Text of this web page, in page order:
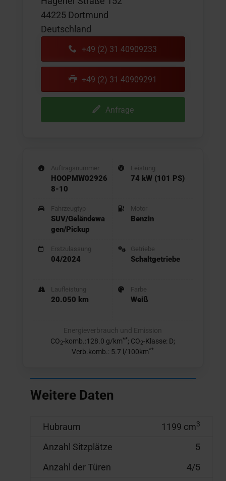
44225 Dortmund
Deutschland
+49 (2) 31 40909233
+49 (2) 31 40909291
Anfrage
Auftragsnummer
HOOPMW02926
8-10
Fahrzeugtyp
SUV/Geländewa
gen/Pickup
Erstzulassung
04/2024
Laufleistung
20.050 km
Leistung
74 kW (101 PS)
Motor
Benzin
Getriebe
Schaltgetriebe
Farbe
Weiß
Energieverbrauch und Emission
CO2-komb.:128.0 g/km**; CO2-Klasse: D;
Verb.komb.: 5.7 l/100km**
Weitere Daten
Hubraum 1199 cm3
Anzahl Sitzplätze
5
Anzahl der Türen
4/5